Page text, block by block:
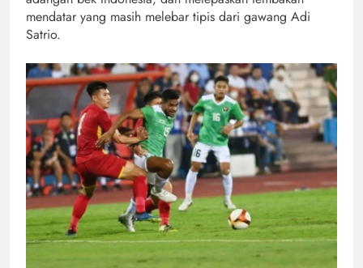
mendatar yang masih melebar tipis dari gawang Adi
Satrio.